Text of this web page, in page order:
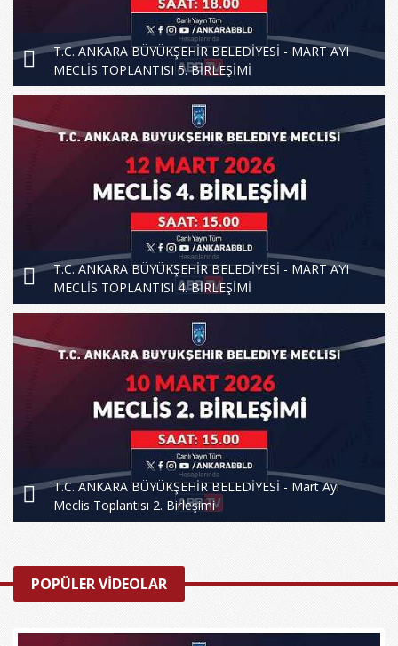
T.C. ANKARA BÜYÜKŞEHİR BELEDİYESİ - MART AYI
MECLİS TOPLANTISI 5. BİRLEŞİMİ
T.C. ANKARA BÜYÜKŞEHİR BELEDİYESİ - MART AYI
MECLİS TOPLANTISI 4. BİRLEŞİMİ
T.C. ANKARA BÜYÜKŞEHİR BELEDİYESİ - Mart Ayı
Meclis Toplantısı 2. Birleşimi
POPÜLER VİDEOLAR